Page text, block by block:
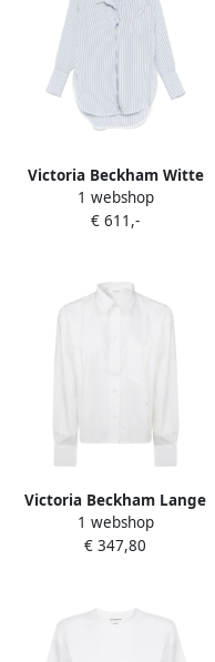
Victoria Beckham Witte
Shirt voor Vrouwen White
Dames
1 webshop
€ 611,-
Victoria Beckham Lange
Mouw Geknipte Shirt White
Dames
1 webshop
€ 347,80